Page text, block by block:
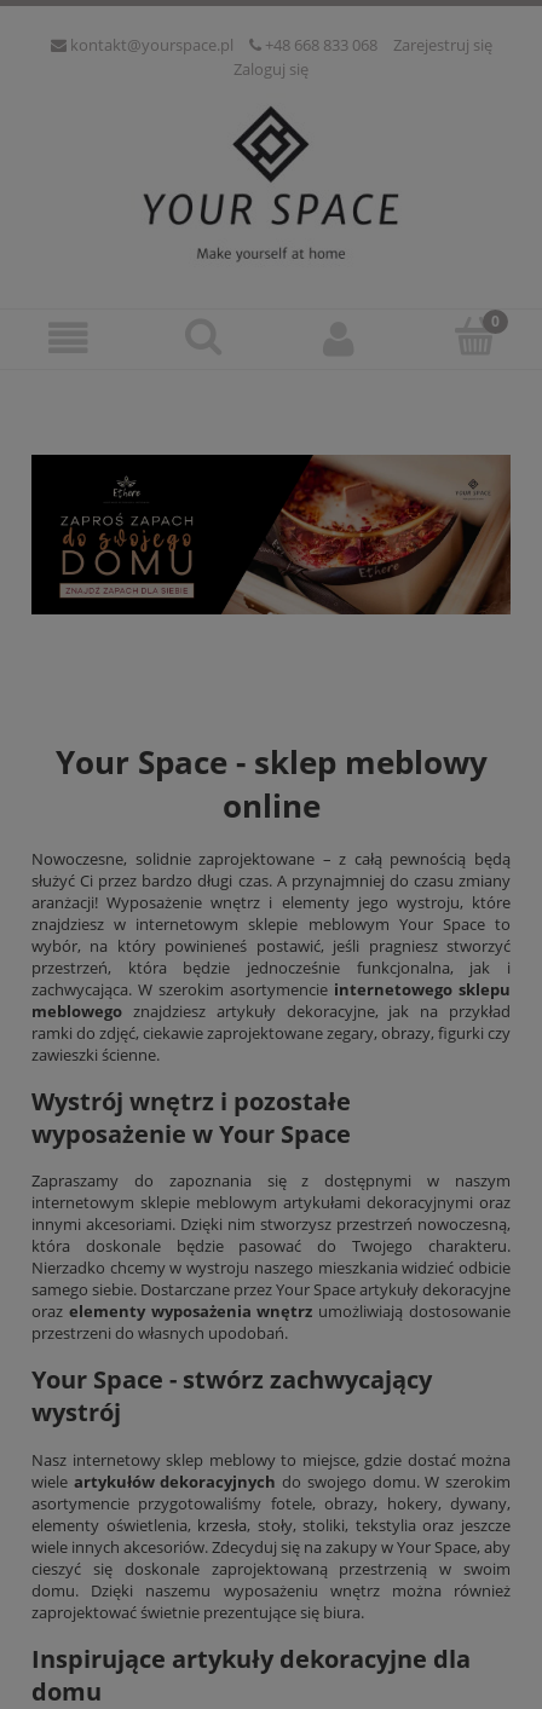
kontakt@yourspace.pl +48 668 833 068
Zarejestruj się
Zaloguj się
Your Space - sklep meblowy
online
Nowoczesne, solidnie zaprojektowane – z całą pewnością będą
służyć Ci przez bardzo długi czas. A przynajmniej do czasu zmiany
aranżacji! Wyposażenie wnętrz i elementy jego wystroju, które
znajdziesz w internetowym sklepie meblowym Your Space to
wybór, na który powinieneś postawić, jeśli pragniesz stworzyć
przestrzeń, która będzie jednocześnie funkcjonalna, jak i
zachwycająca. W szerokim asortymencie internetowego sklepu
meblowego znajdziesz artykuły dekoracyjne, jak na przykład
ramki do zdjęć, ciekawie zaprojektowane zegary, obrazy, figurki czy
zawieszki ścienne.
Wystrój wnętrz i pozostałe
wyposażenie w Your Space
Zapraszamy do zapoznania się z dostępnymi w naszym
internetowym sklepie meblowym artykułami dekoracyjnymi oraz
innymi akcesoriami. Dzięki nim stworzysz przestrzeń nowoczesną,
która doskonale będzie pasować do Twojego charakteru.
Nierzadko chcemy w wystroju naszego mieszkania widzieć odbicie
samego siebie. Dostarczane przez Your Space artykuły dekoracyjne
oraz elementy wyposażenia wnętrz umożliwiają dostosowanie
przestrzeni do własnych upodobań.
Your Space - stwórz zachwycający
wystrój
Nasz internetowy sklep meblowy to miejsce, gdzie dostać można
wiele artykułów dekoracyjnych do swojego domu. W szerokim
asortymencie przygotowaliśmy fotele, obrazy, hokery, dywany,
elementy oświetlenia, krzesła, stoły, stoliki, tekstylia oraz jeszcze
wiele innych akcesoriów. Zdecyduj się na zakupy w Your Space, aby
cieszyć się doskonale zaprojektowaną przestrzenią w swoim
domu. Dzięki naszemu wyposażeniu wnętrz można również
zaprojektować świetnie prezentujące się biura.
Inspirujące artykuły dekoracyjne dla
domu